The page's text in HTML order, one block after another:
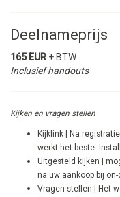
Deelnameprijs
165 EUR + BTW
Inclusief handouts
Kijken en vragen stellen
Kijklink | Na
werkt het beste.
Uitgesteld kijken |
na uw aankoop bij
​Vragen stellen | Het